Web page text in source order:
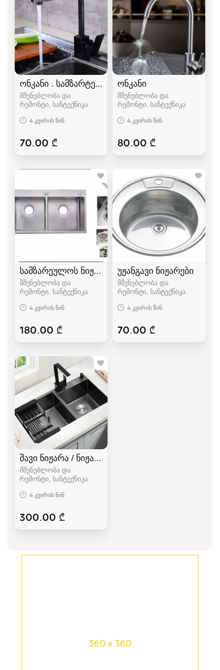
ონკანი . სამზარტეულოს ონკანი /ნიჟარა
მშენებლობა და
რემონტი, სანტექნიკა
4 კვირის წინ
70.00 ₾
ონკანი
მშენებლობა და
რემონტი, სანტექნიკა
4 კვირის წინ
80.00 ₾
სამზარეულოს ნიჟარა
მშენებლობა და
რემონტი, სანტექნიკა
4 კვირის წინ
180.00 ₾
უჟანგავი ნიჟარები
მშენებლობა და
რემონტი, სანტექნიკა
4 კვირის წინ
70.00 ₾
შავი ნიჟარა / ნიჟარები / უჟანგავი ნიჟარები
მშენებლობა და
რემონტი, სანტექნიკა
4 კვირის წინ
300.00 ₾
360 x 360